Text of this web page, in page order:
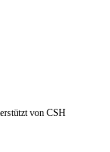
von CSH